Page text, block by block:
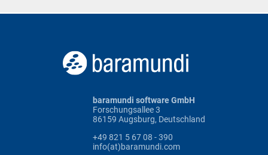
baramundi software GmbH
Forschungsallee 3
86159 Augsburg, Deutschland
+49 821 5 67 08 - 390
info(at)baramundi.com